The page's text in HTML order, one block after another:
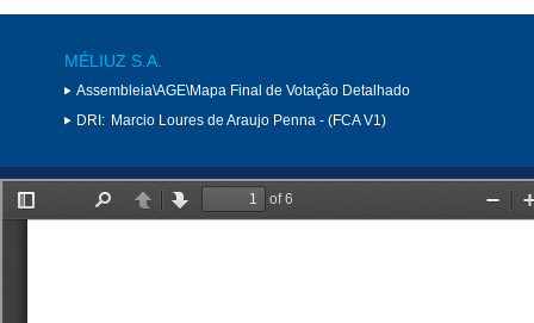
MÉLIUZ S.A.
Assembleia\AGE\Mapa Final de Votação Detalhado
DRI: Marcio Loures de Araujo Penna - (FCA V1)